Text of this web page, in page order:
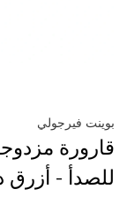
بوينت فيرجولي
قارورة
للصدأ - أزرق